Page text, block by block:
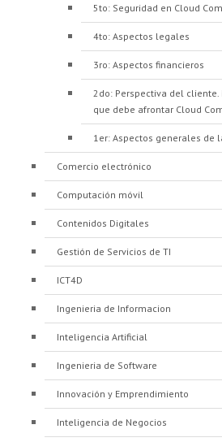
5to: Seguridad en Cloud
4to: Aspectos legales
3ro: Aspectos financieros
2do: Perspectiva del
que debe afrontar Cloud
1er: Aspectos generales de
Comercio electrónico
Computación móvil
Contenidos Digitales
Gestión de Servicios de TI
ICT4D
Ingenieria de Informacion
Inteligencia Artificial
Ingenieria de Software
Innovación y Emprendimiento
Inteligencia de Negocios